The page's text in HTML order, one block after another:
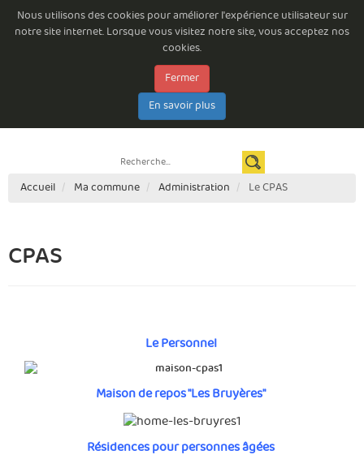
Nous utilisons des cookies pour améliorer l'expérience utilisateur sur
notre site internet. Lorsque vous visitez notre site, vous acceptez nos
cookies.
Fermer
En savoir plus
Emploi à la Commune de Beloeil Consultations permanentes
Les arrêtés du Bourgmestre Documents à télécharger
Espace citoyen
Newsletter
Règlements complémentaires de circulation routière
Accueil Ma commune Administration Le CPAS
CPAS
Le Personnel
Maison de repos "Les Bruyères"
Résidences pour personnes âgées